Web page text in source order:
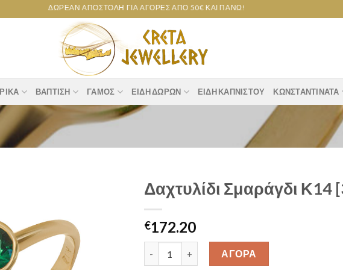
ΔΩΡΕΆΝ ΑΠΟΣΤΟΛΉ ΓΙΑ ΑΓΟΡΈΣ ΑΠΌ 50€ ΚΑΙ ΠΆΝΩ!
ΒΆΠΤΙΣΗ ΓΆΜΟΣ ΕΊΔΗ ΔΏΡΩΝ ΕΊΔΗ ΚΑΠΝΙΣΤΟΎ ΚΩΝΣΤΑΝΤΙΝΆΤΑ
Δαχτυλίδι Σμαράγδι Κ14
€172.20
Δαχτυλίδι Σμαράγδι Κ14 [34r0057] quantity
ΑΓΟΡΑ